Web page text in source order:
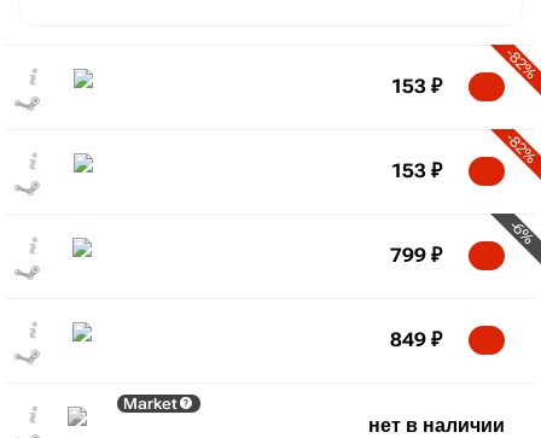
-82%
153 ₽
-82%
153 ₽
-6%
799 ₽
849 ₽
Market
нет в наличии